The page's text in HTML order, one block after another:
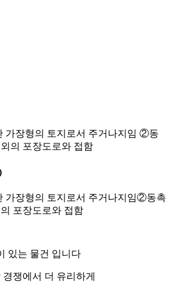
가장형의 토지로서 주거나지임 ②동
의 포장도로와 접함
가장형의 토지로서 주거나지임②동촉
포장도로와 접함
있는 물건 입니다
쟁에서 더 유리하게